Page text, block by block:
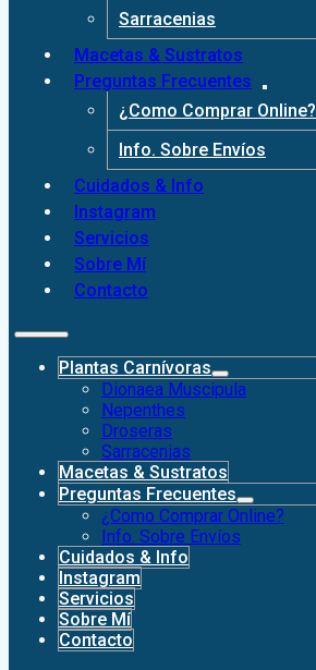
Sarracenias
Macetas & Sustratos
Preguntas Frecuentes
¿Como Comprar Online?
Info. Sobre Envíos
Cuidados & Info
Instagram
Servicios
Sobre Mí
Contacto
Plantas Carnívoras
Dionaea Muscipula
Nepenthes
Droseras
Sarracenias
Macetas & Sustratos
Preguntas Frecuentes
¿Como Comprar Online?
Info. Sobre Envíos
Cuidados & Info
Instagram
Servicios
Sobre Mí
Contacto